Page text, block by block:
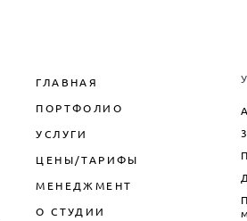
ГЛАВНАЯ
ПОРТФОЛИО
УСЛУГИ
ЦЕНЫ/ТАРИФЫ
МЕНЕДЖМЕНТ
О СТУДИИ